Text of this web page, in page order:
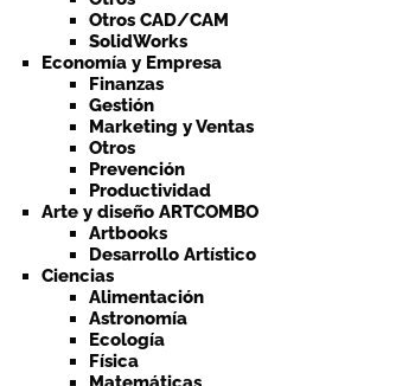
Otros CAD/CAM
SolidWorks
Economía y Empresa
Finanzas
Gestión
Marketing y Ventas
Otros
Prevención
Productividad
Arte y diseño ARTCOMBO
Artbooks
Desarrollo Artístico
Ciencias
Alimentación
Astronomía
Ecología
Física